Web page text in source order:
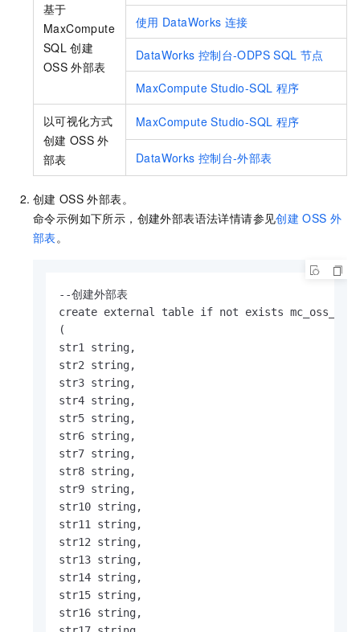
基于
MaxCompute
SQL 创建
OSS 外部表
使用 DataWorks 连接
DataWorks 控制台-ODPS SQL 节点
MaxCompute Studio-SQL 程序
以可视化方式
创建 OSS 外
部表
MaxCompute Studio-SQL 程序
DataWorks 控制台-外部表
创建 OSS 外部表。
命令示例如下所示，创建外部表语法详情请参见创建 OSS 外
部表。
--创建外部表
create external table if not exists
(
str1 string,
str2 string,
str3 string,
str4 string,
str5 string,
str6 string,
str7 string,
str8 string,
str9 string,
str10 string,
str11 string,
str12 string,
str13 string,
str14 string,
str15 string,
str16 string,